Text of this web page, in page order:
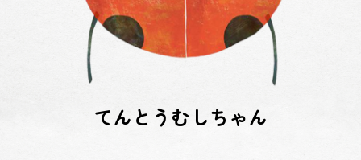
てんとうむしちゃん